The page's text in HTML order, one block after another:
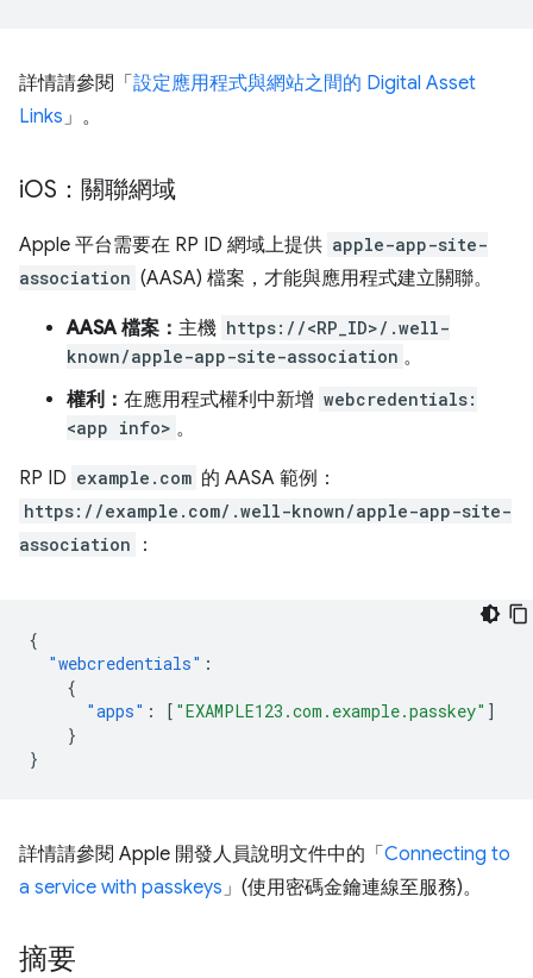
詳情請參閱「 設定應用程式與網站之間的 Digital Asset
Links」。
iOS：關聯網域
Apple 平台需要在 RP ID 網域上提供 apple-app-site-
association (AASA) 檔案，才能與應用程式建立關聯。
AASA 檔案： 主機 https://<RP_ID>/.well-
known/apple-app-site-association 。
權利： 在應用程式權利中新增 webcredentials:
<app info> 。
RP ID example.com 的 AASA 範例：
https://example.com/.well-known/apple-app-site-
association
：
{
"webcredentials" :
{
"apps" : [ "EXAMPLE123.com.example.passkey" ]
}
}
詳情請參閱 Apple 開發人員說明文件中的「 Connecting to
a service with passkeys」(使用密碼金鑰連線至服務)。
摘要